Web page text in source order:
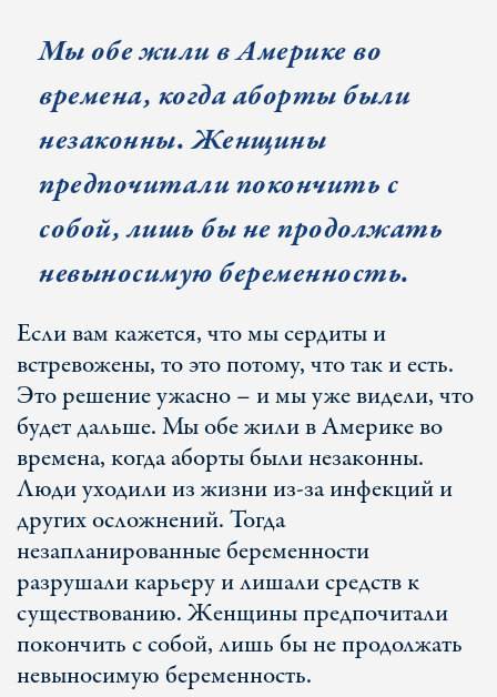
Мы обе жили в Америке во
времена, когда аборты были
незаконны. Женщины
предпочитали покончить с
собой, лишь бы не продолжать
невыносимую беременность.
Если вам кажется, что мы сердиты и
встревожены, то это потому, что так и есть.
Это решение ужасно – и мы уже видели, что
будет дальше. Мы обе жили в Америке во
времена, когда аборты были незаконны.
Люди уходили из жизни из-за инфекций и
других осложнений. Тогда
незапланированные беременности
разрушали карьеру и лишали средств к
существованию. Женщины предпочитали
покончить с собой, лишь бы не продолжать
невыносимую беременность.